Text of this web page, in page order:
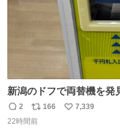
新潟のドフで両替機を発
まい大阪に発送するイベ
返
信
2
リ
ポ
166
い
7,339
22時間前